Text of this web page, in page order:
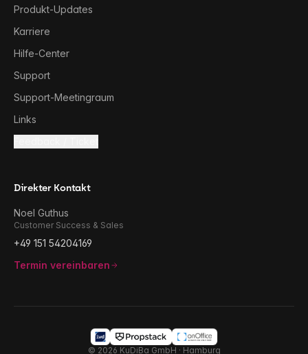
Produkt-Updates
Karriere
Hilfe-Center
Support
Support-Meetingraum
Links
Direkter Kontakt
Noel Guthus
Customer Success & Sales
+49 151 54204169
Termin vereinbaren
© 2026 KuDiBa GmbH · Hamburg